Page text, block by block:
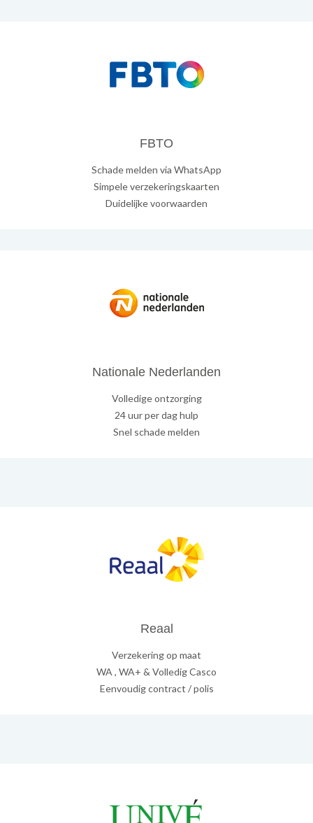
FBTO
Schade melden via WhatsApp
Simpele verzekeringskaarten
Duidelijke voorwaarden
Nationale Nederlanden
Volledige ontzorging
24 uur per dag hulp
Snel schade melden
Reaal
Verzekering op maat
WA , WA+ & Volledig Casco
Eenvoudig contract / polis